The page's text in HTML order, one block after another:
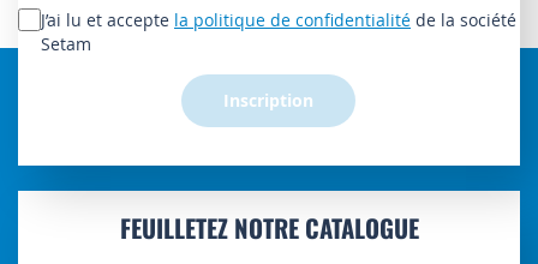
lettre
d’information
J’ai lu et accepte la politique de confidentialité de la société
Setam
Inscription
FEUILLETEZ NOTRE CATALOGUE